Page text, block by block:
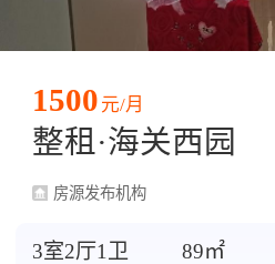
1500 元/月
整租·海关西园
房源发布机构
3室2厅1卫 89㎡